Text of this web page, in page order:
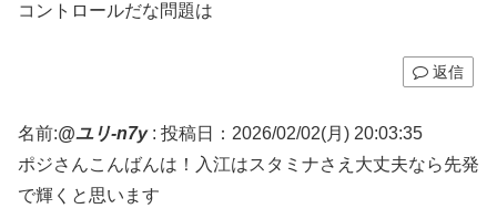
コントロールだな問題は
返信
名前:@ユリ-n7y: 投稿日：2026/02/02(月) 20:03:35
ポジさんこんばんは！入江はスタミナさえ大丈夫なら先発
で輝くと思います